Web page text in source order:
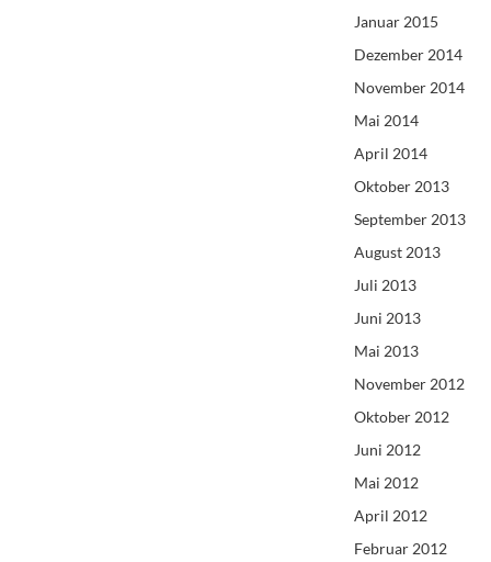
Januar 2015
Dezember 2014
November 2014
Mai 2014
April 2014
Oktober 2013
September 2013
August 2013
Juli 2013
Juni 2013
Mai 2013
November 2012
Oktober 2012
Juni 2012
Mai 2012
April 2012
Februar 2012